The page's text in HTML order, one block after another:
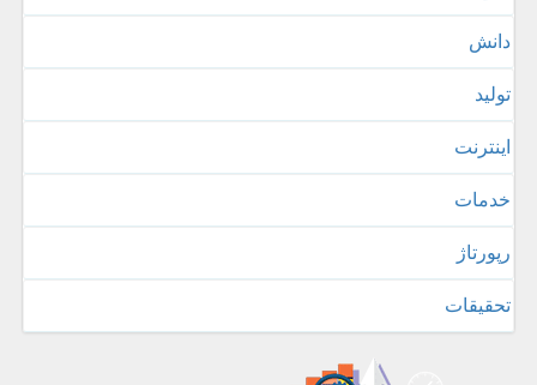
دانش
تولید
اینترنت
خدمات
رپورتاژ
تحقیقات